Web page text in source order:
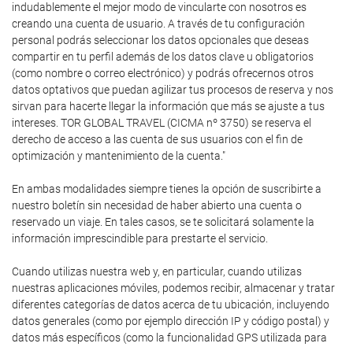
indudablemente el mejor modo de vincularte con nosotros es
creando una cuenta de usuario. A través de tu configuración
personal podrás seleccionar los datos opcionales que deseas
compartir en tu perfil además de los datos clave u obligatorios
(como nombre o correo electrónico) y podrás ofrecernos otros
datos optativos que puedan agilizar tus procesos de reserva y nos
sirvan para hacerte llegar la información que más se ajuste a tus
intereses. TOR GLOBAL TRAVEL (CICMA nº 3750) se reserva el
derecho de acceso a las cuenta de sus usuarios con el fin de
optimización y mantenimiento de la cuenta."
En ambas modalidades siempre tienes la opción de suscribirte a
nuestro boletín sin necesidad de haber abierto una cuenta o
reservado un viaje. En tales casos, se te solicitará solamente la
información imprescindible para prestarte el servicio.
Cuando utilizas nuestra web y, en particular, cuando utilizas
nuestras aplicaciones móviles, podemos recibir, almacenar y tratar
diferentes categorías de datos acerca de tu ubicación, incluyendo
datos generales (como por ejemplo dirección IP y código postal) y
datos más específicos (como la funcionalidad GPS utilizada para